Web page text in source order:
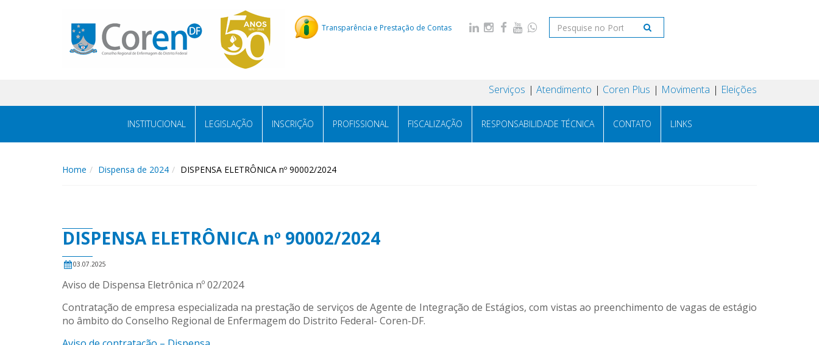
Transparência e Prestação de Contas
Serviços Atendimento Coren Plus Movimenta Eleições
INSTITUCIONAL LEGISLAÇÃO INSCRIÇÃO PROFISSIONAL FISCALIZAÇÃO RESPONSABILIDADE TÉCNICA CONTATO LINKS
Home Dispensa de 2024 DISPENSA ELETRÔNICA nº 90002/2024
DISPENSA ELETRÔNICA nº 90002/2024
03.07.2025
Aviso de Dispensa Eletrônica nº 02/2024
Contratação de empresa especializada na prestação de serviços de Agente de Integração de Estágios, com vistas ao preenchimento de vagas de estágio
no âmbito do Conselho Regional de Enfermagem do Distrito Federal- Coren-DF.